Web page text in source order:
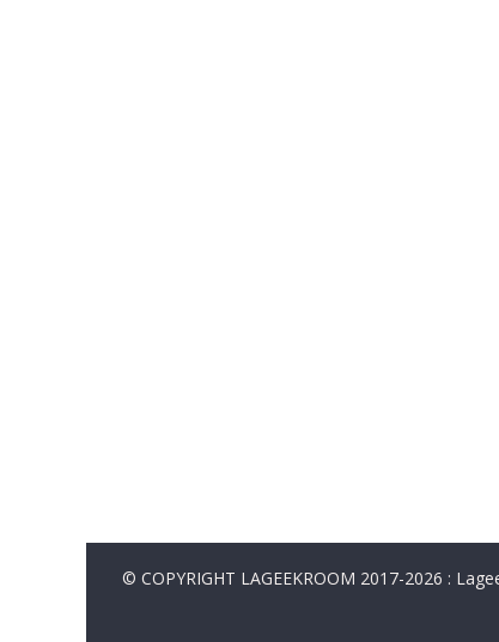
© COPYRIGHT LAGEEKROOM 2017-2026 :